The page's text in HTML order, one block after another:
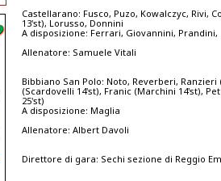
Castellarano: Fusco, Puzo, Kowalczyc, Rivi,
13'st), Lorusso, Donnini
A disposizione: Ferrari, Giovannini,
Allenatore: Samuele Vitali
Bibbiano San Polo: Noto, Reverberi,
(Scardovelli 14'st), Franic (Marchini 14'st),
25'st)
A disposizione: Maglia
Allenatore: Albert Davoli
Direttore di gara: Sechi sezione di Reggio